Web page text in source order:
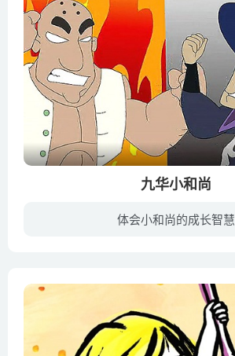
九华小和尚
体会小和尚的成长智慧